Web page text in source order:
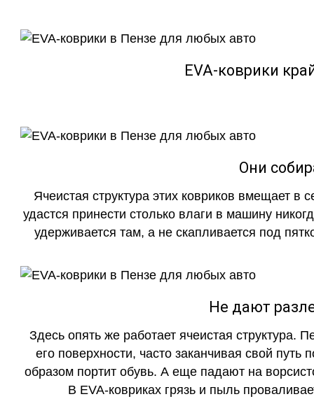
EVA-коврики
Они
Ячеистая структура этих ковриков вмещает в
удастся принести столько влаги в машину
удерживается там, а не скапливается под
Не дают
Здесь опять же работает ячеистая структура.
его поверхности, часто заканчивая свой
образом портит обувь. А еще падают на
В EVA-ковриках грязь и пыль